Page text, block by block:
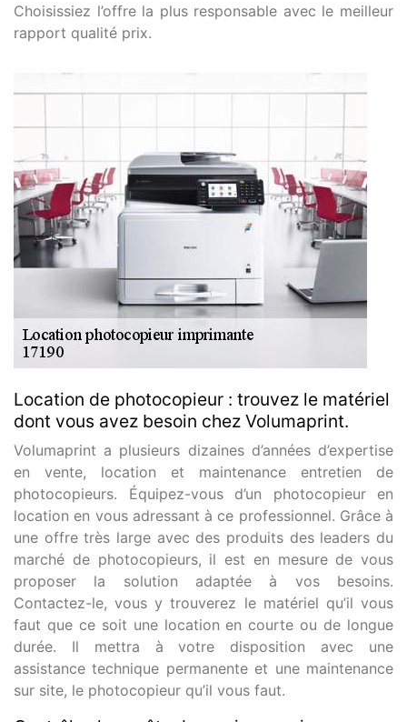
Choisissiez l’offre la plus responsable avec le meilleur
rapport qualité prix.
Location de photocopieur : trouvez le matériel
dont vous avez besoin chez Volumaprint.
Volumaprint a plusieurs dizaines d’années d’expertise
en vente, location et maintenance entretien de
photocopieurs. Équipez-vous d’un photocopieur en
location en vous adressant à ce professionnel. Grâce à
une offre très large avec des produits des leaders du
marché de photocopieurs, il est en mesure de vous
proposer la solution adaptée à vos besoins.
Contactez-le, vous y trouverez le matériel qu’il vous
faut que ce soit une location en courte ou de longue
durée. Il mettra à votre disposition avec une
assistance technique permanente et une maintenance
sur site, le photocopieur qu’il vous faut.